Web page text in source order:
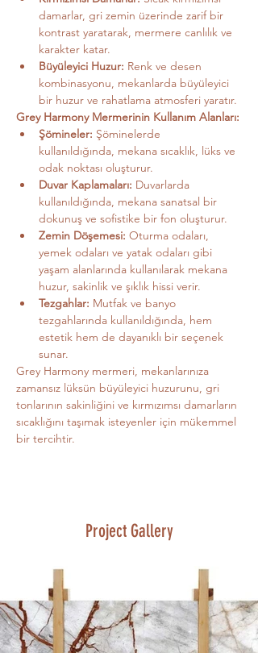
damarlar, gri zemin üzerinde zarif bir
kontrast yaratarak, mermere canlılık ve
karakter katar.
Büyüleyici Huzur: Renk ve desen
kombinasyonu, mekanlarda büyüleyici
bir huzur ve rahatlama atmosferi yaratır.
Grey Harmony Mermerinin Kullanım Alanları:
Şömineler: Şöminelerde
kullanıldığında, mekana sıcaklık, lüks ve
odak noktası oluşturur.
Duvar Kaplamaları: Duvarlarda
kullanıldığında, mekana sanatsal bir
dokunuş ve sofistike bir fon oluşturur.
Zemin Döşemesi: Oturma odaları,
yemek odaları ve yatak odaları gibi
yaşam alanlarında kullanılarak mekana
huzur, sakinlik ve şıklık hissi verir.
Tezgahlar: Mutfak ve banyo
tezgahlarında kullanıldığında, hem
estetik hem de dayanıklı bir seçenek
sunar.
Grey Harmony mermeri, mekanlarınıza
zamansız lüksün büyüleyici huzurunu, gri
tonlarının sakinliğini ve kırmızımsı damarların
sıcaklığını taşımak isteyenler için mükemmel
bir tercihtir.
Project Gallery